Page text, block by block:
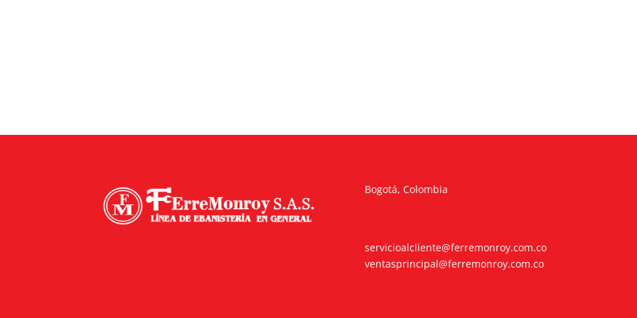
Bogotá, Colombia
servicioalcliente@ferremonroy.com.co
ventasprincipal@ferremonroy.com.co